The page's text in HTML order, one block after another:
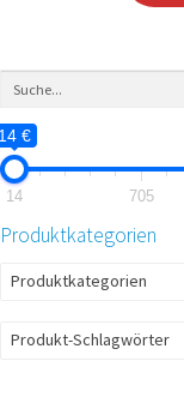
€
14 705
Produktkategorien
Produktkategorien
Produkt-Schlagwörter